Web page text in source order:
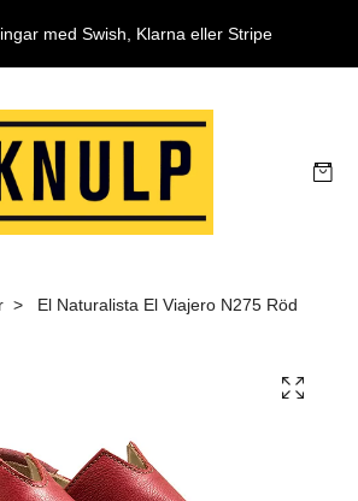
med Swish, Klarna eller Stripe
El Naturalista El Viajero N275 Röd